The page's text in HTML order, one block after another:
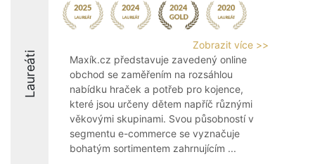
Laureáti
Zobrazit více >>
Maxík.cz představuje zavedený online
obchod se zaměřením na rozsáhlou
nabídku hraček a potřeb pro kojence,
které jsou určeny dětem napříč různými
věkovými skupinami. Svou působností v
segmentu e-commerce se vyznačuje
bohatým sortimentem zahrnujícím ...